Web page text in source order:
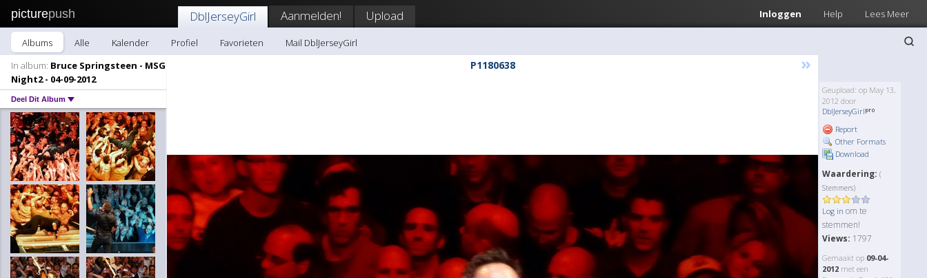
picturepush Inloggen Help Lees Meer
DblJerseyGirl Aanmelden! Upload
Albums Alle Kalender Profiel Favorieten
Mail DblJerseyGirl
In album: Bruce Springsteen - MSG
Night2 - 04-09-2012
Deel Dit Album
P1180638 »
Geupload: op May 13,
2012 door
DblJerseyGirl
Report
Other Formats
Download
Waardering: (
Stemmers)
Log in om te
stemmen!
Views: 1797
Gemaakt op 09-04-
2012 met een